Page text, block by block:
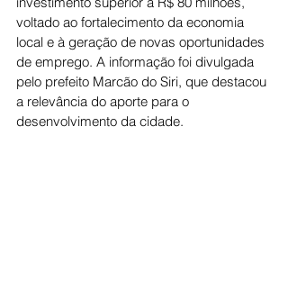
voltado ao fortalecimento da economia
local e à geração de novas oportunidades
de emprego. A informação foi divulgada
pelo prefeito Marcão do Siri, que destacou
a relevância do aporte para o
desenvolvimento da cidade.